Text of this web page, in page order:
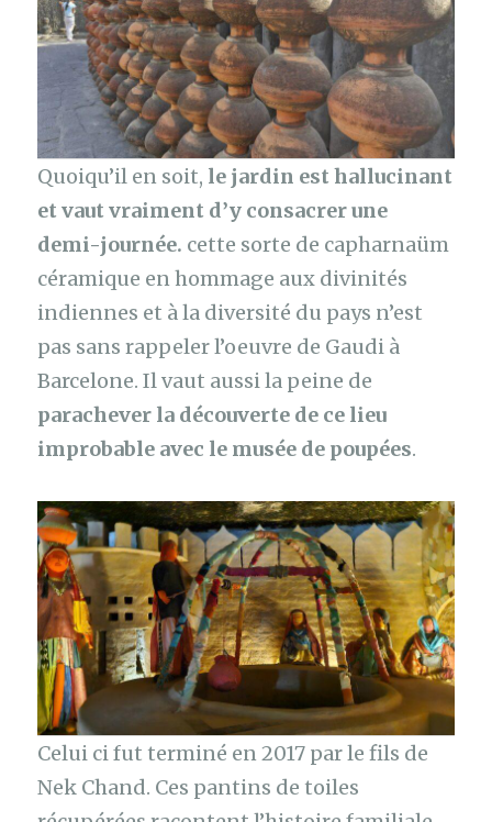
Quoiqu’il en soit, le jardin est hallucinant
et vaut vraiment d’y consacrer une
demi-journée. cette sorte de capharnaüm
céramique en hommage aux divinités
indiennes et à la diversité du pays n’est
pas sans rappeler l’oeuvre de Gaudi à
Barcelone. Il vaut aussi la peine de
parachever la découverte de ce lieu
improbable avec le musée de poupées.
Celui ci fut terminé en 2017 par le fils de
Nek Chand. Ces pantins de toiles